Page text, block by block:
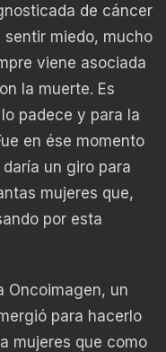
de cáncer
sentir miedo, mucho
viene asociada
la muerte. Es
padece y para la
en ése momento
un giro para
mujeres que,
por esta
Oncoimagen, un
para hacerlo
mujeres que como